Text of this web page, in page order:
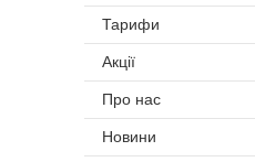
Тарифи
Акції
Про нас
Новини